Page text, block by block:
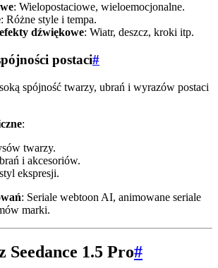
: Wielopostaciowe, wieloemocjonalne.
: Różne style i tempa.
dźwiękowe: Wiatr, deszcz, kroki itp.
postaci#
spójność twarzy, ubrań i wyrazów postaci
:
twarzy.
i akcesoriów.
ekspresji.
: Seriale webtoon AI, animowane seriale
marki.
Seedance 1.5 Pro#